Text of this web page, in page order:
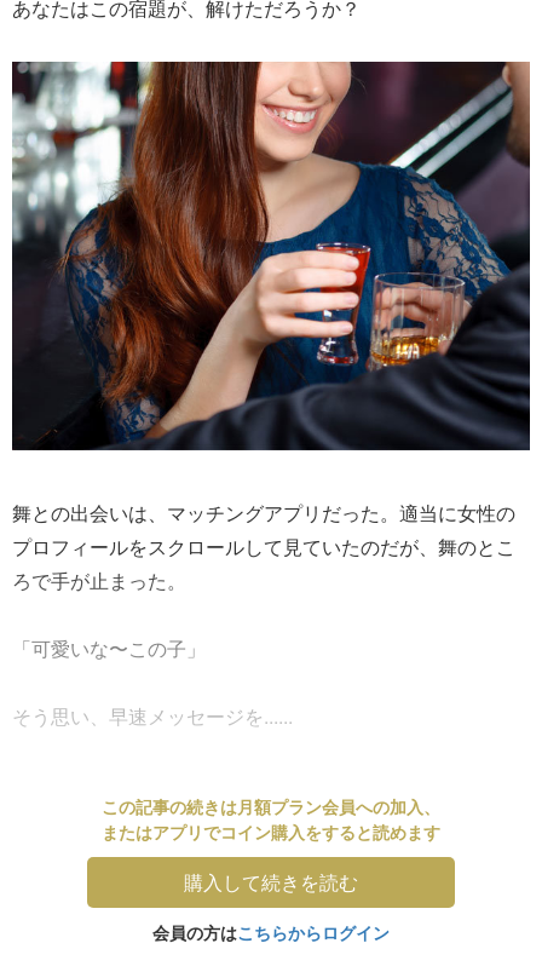
あなたはこの宿題が、解けただろうか？
舞との出会いは、マッチングアプリだった。適当に女性の
プロフィールをスクロールして見ていたのだが、舞のとこ
ろで手が止まった。
「可愛いな〜この子」
そう思い、早速メッセージを......
この記事の続きは月額プラン会員への加入、
またはアプリでコイン購入をすると読めます
購入して続きを読む
会員の方はこちらからログイン